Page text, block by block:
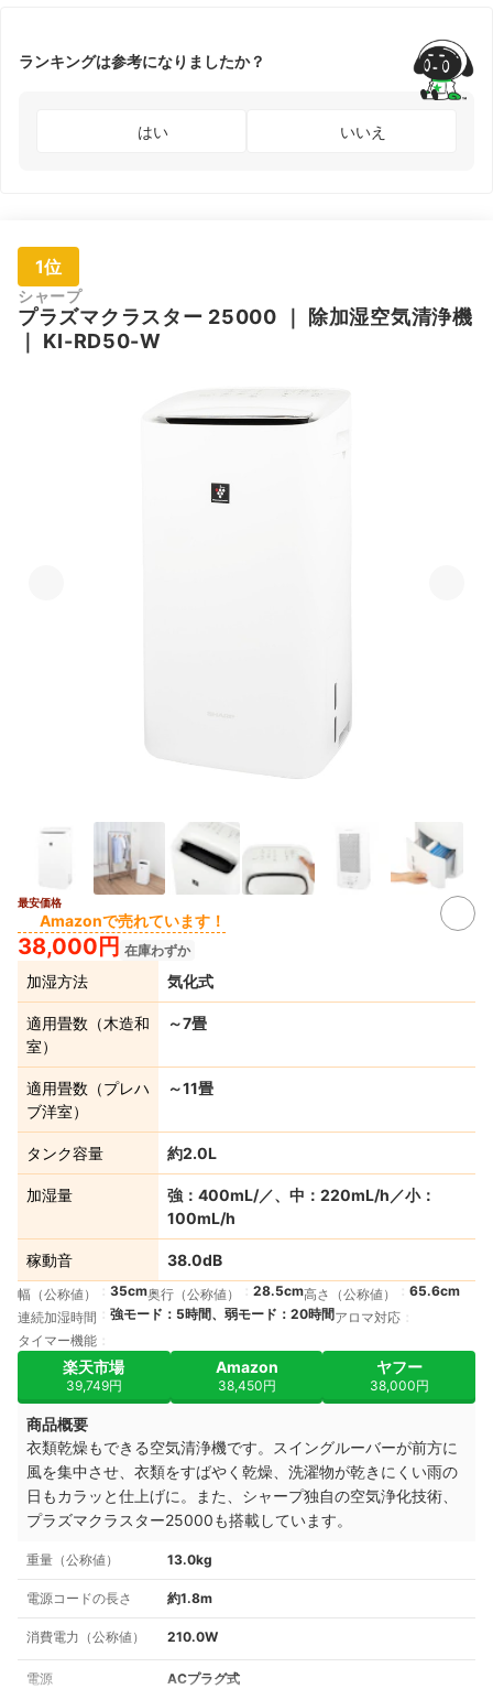
ランキングは参考になりましたか？
はい いいえ
1位
シャープ
プラズマクラスター 25000
除加湿空気清浄機
KI-RD50-W
最安価格
Amazonで売れています！
38,000円 在庫わずか
加湿方法 気化式
適用畳数（木造和
室）
～7畳
適用畳数（プレハ
ブ洋室）
～11畳
タンク容量 約2.0L
加湿量
強：400mL/／、中：220mL/h／小：
100mL/h
稼動音 38.0dB
幅（公称値） 35cm奥行（公称値） 28.5cm高さ（公称値）
65.6cm
連続加湿時間
強モード：5時間、弱モード：20時間アロマ対応
タイマー機能
楽天市場
39,749円
Amazon
38,450円
ヤフー
38,000円
商品概要
衣類乾燥もできる空気清浄機です。スイングルーバーが前方に
風を集中させ、衣類をすばやく乾燥、洗濯物が乾きにくい雨の
日もカラッと仕上げに。また、シャープ独自の空気浄化技術、
プラズマクラスター25000も搭載しています。
重量（公称値） 13.0kg
電源コードの長さ 約1.8m
消費電力（公称値） 210.0W
電源 ACプラグ式